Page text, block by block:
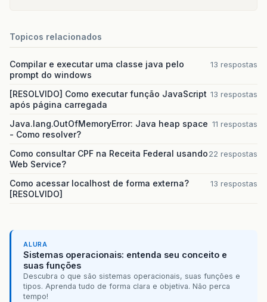
Topicos relacionados
Compilar e executar uma classe java pelo
prompt do windows
13 respostas
[RESOLVIDO] Como executar função JavaScript
após página carregada
13 respostas
Java.lang.OutOfMemoryError: Java heap space
- Como resolver?
11 respostas
Como consultar CPF na Receita Federal usando
Web Service?
22 respostas
Como acessar localhost de forma externa?
[RESOLVIDO]
13 respostas
ALURA
Sistemas operacionais: entenda seu conceito e
suas funções
Descubra o que são sistemas operacionais, suas funções e
tipos. Aprenda tudo de forma clara e objetiva. Não perca
tempo!